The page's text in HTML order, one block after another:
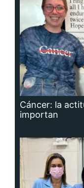
Cáncer: la
importan